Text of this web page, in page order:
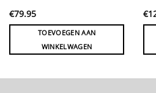
€79.95
TOEVOEGEN AAN
WINKELWAGEN
€